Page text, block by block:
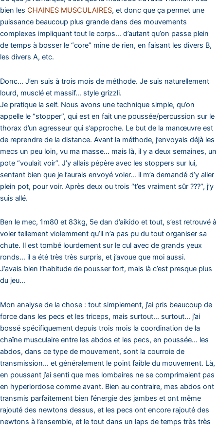
bien les CHAINES MUSCULAIRES, et donc que ça permet une
puissance beaucoup plus grande dans des mouvements
complexes impliquant tout le corps… d’autant qu’on passe plein
de temps à bosser le “core” mine de rien, en faisant les divers B,
les divers A, etc.
Donc… J’en suis à trois mois de méthode. Je suis naturellement
lourd, musclé et massif… style grizzli.
Je pratique la self. Nous avons une technique simple, qu’on
appelle le “stopper”, qui est en fait une poussée/percussion sur le
thorax d’un agresseur qui s’approche. Le but de la manœuvre est
de reprendre de la distance. Avant la méthode, j’envoyais déjà les
mecs un peu loin, vu ma masse… mais là, il y a deux semaines, un
pote “voulait voir”. J’y allais pépère avec les stoppers sur lui,
sentant bien que je l’aurais envoyé voler… il m’a demandé d’y aller
plein pot, pour voir. Après deux ou trois “t’es vraiment sûr ???”, j’y
suis allé.
Ben le mec, 1m80 et 83kg, 5e dan d’aikido et tout, s’est retrouvé à
voler tellement violemment qu’il n’a pas pu du tout organiser sa
chute. Il est tombé lourdement sur le cul avec de grands yeux
ronds… il a été très très surpris, et j’avoue que moi aussi.
J’avais bien l’habitude de pousser fort, mais là c’est presque plus
du jeu…
Mon analyse de la chose : tout simplement, j’ai pris beaucoup de
force dans les pecs et les triceps, mais surtout… surtout… j’ai
bossé spécifiquement depuis trois mois la coordination de la
chaîne musculaire entre les abdos et les pecs, en poussée… les
abdos, dans ce type de mouvement, sont la courroie de
transmission… et généralement le point faible du mouvement. Là,
en poussant j’ai senti que mes lombaires ne se comprimaient pas
en hyperlordose comme avant. Bien au contraire, mes abdos ont
transmis parfaitement bien l’énergie des jambes et ont même
rajouté des newtons dessus, et les pecs ont encore rajouté des
newtons à l’ensemble, et le tout dans un laps de temps très très